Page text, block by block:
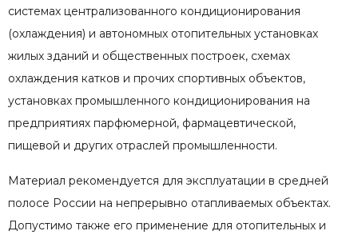
системах централизованного кондиционирования
(охлаждения) и автономных отопительных установках
жилых зданий и общественных построек, схемах
охлаждения катков и прочих спортивных объектов,
установках промышленного кондиционирования на
предприятиях парфюмерной, фармацевтической,
пищевой и других отраслей промышленности.
Материал рекомендуется для эксплуатации в средней
полосе России на непрерывно отапливаемых объектах.
Допустимо также его применение для отопительных и